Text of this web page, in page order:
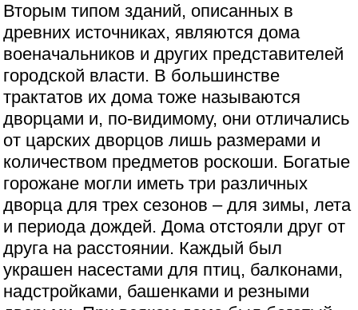
Вторым типом зданий, описанных в
древних источниках, являются дома
военачальников и других представителей
городской власти. В большинстве
трактатов их дома тоже называются
дворцами и, по-видимому, они отличались
от царских дворцов лишь размерами и
количеством предметов роскоши. Богатые
горожане могли иметь три различных
дворца для трех сезонов – для зимы, лета
и периода дождей. Дома отстояли друг от
друга на расстоянии. Каждый был
украшен насестами для птиц, балконами,
надстройками, башенками и резными